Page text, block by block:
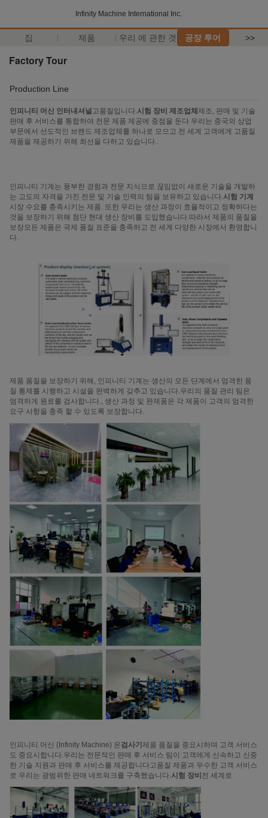
Infinity Machine International Inc.
집 제품 우리 에 관한 것 공장 투어 >>
Factory Tour
Production Line
인피니티 머신 인터내셔널 고품질입니다.시험 장비 제조업체 제조, 판매 및 기술
판매 후 서비스를 통합하여 전문 제품 제공에 중점을 둔다.우리는 중국의 상업
부문에서 선도적인 브랜드 제조업체를 하나로 모으고 전 세계 고객에게 고품질
제품을 제공하기 위해 최선을 다하고 있습니다..
인피니티 기계는 풍부한 경험과 전문 지식으로 끊임없이 새로운 기술을 개발하
는 고도의 자격을 가진 전문 및 기술 인력의 팀을 보유하고 있습니다.시험 기계
시장 수요를 충족시키는 제품. 또한 우리는 생산 과정이 효율적이고 정확하다는
것을 보장하기 위해 첨단 현대 생산 장비를 도입했습니다.따라서 제품의 품질을
보장모든 제품은 국제 품질 표준을 충족하고 전 세계 다양한 시장에서 환영합니
다.
제품 품질을 보장하기 위해, 인피니티 기계는 생산의 모든 단계에서 엄격한 품
질 통제를 시행하고 시설을 완벽하게 갖추고 있습니다.우리의 품질 관리 팀은
엄격하게 원료를 검사합니다., 생산 과정 및 완제품은 각 제품이 고객의 엄격한
요구 사항을 충족 할 수 있도록 보장합니다.
인피니티 머신 (Infinity Machine) 은검사기 제품 품질을 중요시하며 고객 서비스
도 중요시합니다.우리는 전문적인 판매 후 서비스 팀이 고객에게 신속하고 신중
한 기술 지원과 판매 후 서비스를 제공합니다고품질 제품과 우수한 고객 서비스
로 우리는 광범위한 판매 네트워크를 구축했습니다.시험 장비 전 세계로